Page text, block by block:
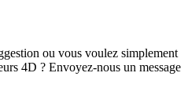
ou vous voulez simplement
4D ? Envoyez-nous un message